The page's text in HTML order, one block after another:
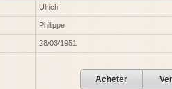
Ulrich
Philippe
28/03/1951
Acheter